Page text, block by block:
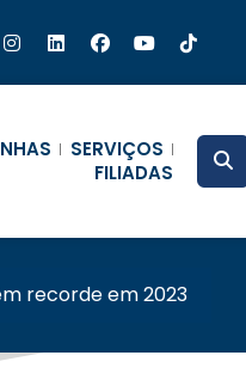
SERVIÇOS
FILIADAS
recorde em 2023